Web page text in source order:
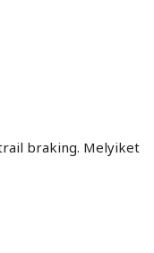
braking. Melyiket